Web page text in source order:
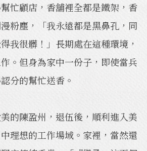
忙顧店，香舖裡全都是鐵架，香
粉塵，「我永遠都是黑鼻孔，同
我很髒！」長期處在這種環境，
。但身為家中一份子，即使當兵
分的幫忙送香。
的陳盈州，退伍後，順利進入美
理想的工作場域。家裡，當然還